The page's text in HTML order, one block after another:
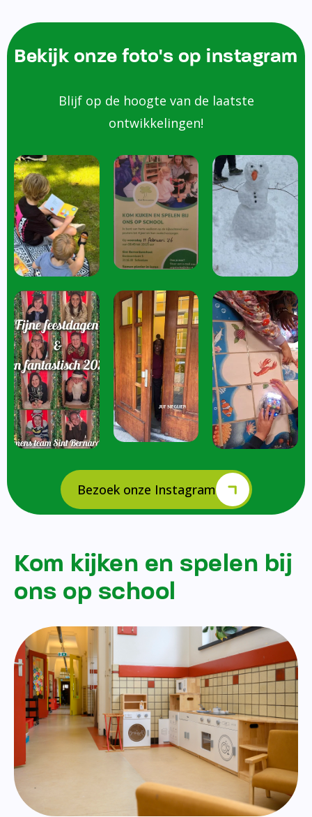
Bekijk onze foto's op instagram
Blijf op de hoogte van de laatste
ontwikkelingen!
Bezoek onze Instagram
Kom kijken en spelen bij
ons op school